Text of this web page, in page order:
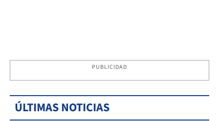
PUBLICIDAD
ÚLTIMAS NOTICIAS